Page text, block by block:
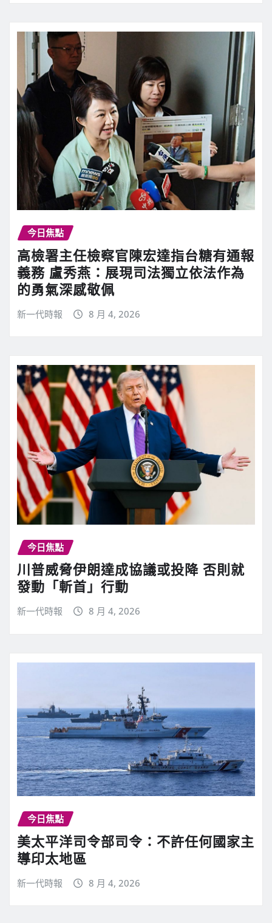
今日焦點
高檢署主任檢察官陳宏達指台糖有通報
義務 盧秀燕：展現司法獨立依法作為
的勇氣深感敬佩
新一代時報 8 月 4, 2026
今日焦點
川普威脅伊朗達成協議或投降 否則就
發動「斬首」行動
新一代時報 8 月 4, 2026
今日焦點
美太平洋司令部司令：不許任何國家主
導印太地區
新一代時報 8 月 4, 2026